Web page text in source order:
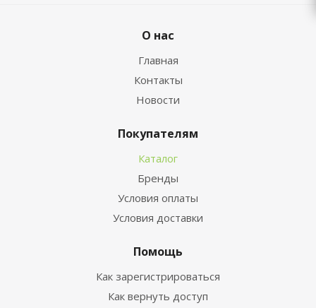
О нас
Главная
Контакты
Новости
Покупателям
Каталог
Бренды
Условия оплаты
Условия доставки
Помощь
Как зарегистрироваться
Как вернуть доступ